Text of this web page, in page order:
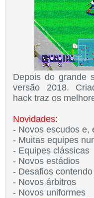
Depois do grande
versão 2018.
hack traz os
Novidades:
- Novos escudos e,
- Muitas equipes
- Equipes clássicas
- Novos estádios
- Desafios
- Novos árbitros
- Novos uniformes